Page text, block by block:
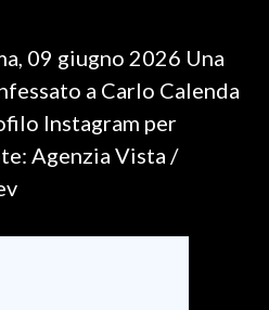
09 giugno 2026 Una
a Carlo Calenda
Instagram per
Agenzia Vista /